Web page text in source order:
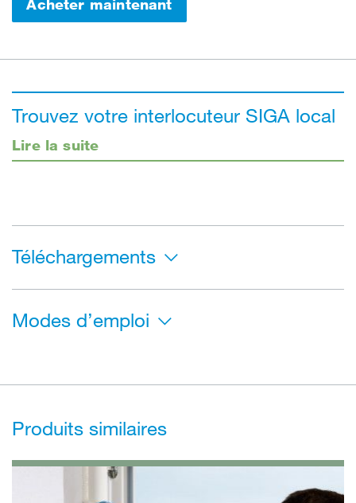
Acheter maintenant
Trouvez votre interlocuteur SIGA local
Lire la suite
Téléchargements
Modes d’emploi
Produits similaires